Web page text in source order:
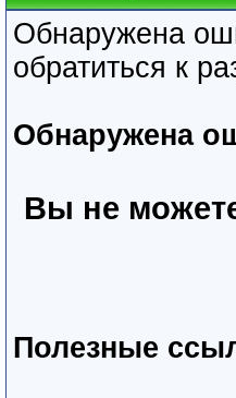
Обнаружена
обратиться к
Обнаружена
Вы не
Полезные